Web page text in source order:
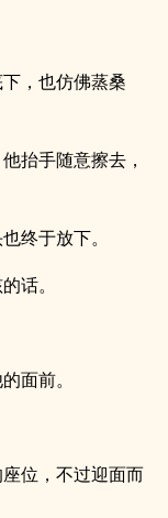
，也仿佛蒸桑
抬手随意擦去，
终于放下。
话。
面前。
位，不过迎面而